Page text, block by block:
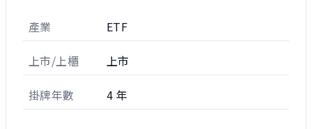
產業 ETF
上市/上櫃 上市
掛牌年數 4 年